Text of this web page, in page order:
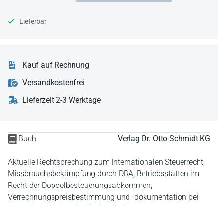
Buch Verlag Dr. Otto Schmidt KG
Aktuelle Rechtsprechung zum Internationalen Steuerrecht,
Missbrauchsbekämpfung durch DBA, Betriebsstätten im
Recht der Doppelbesteuerungsabkommen,
Verrechnungspreisbestimmung und -dokumentation bei
Lieferbar
Kauf auf Rechnung
Versandkostenfrei
Lieferzeit 2-3 Werktage